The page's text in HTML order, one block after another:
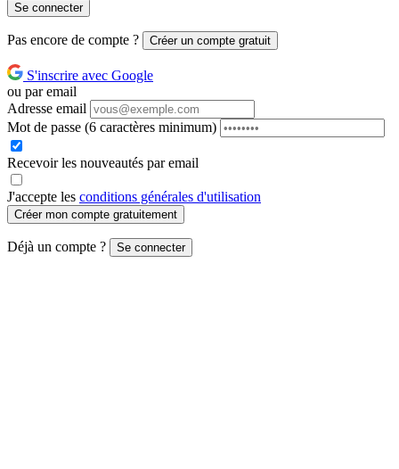
Se connecter
Pas encore de compte ? Créer un compte gratuit
S'inscrire avec Google
ou par email
Adresse email
Mot de passe (6 caractères minimum)
Recevoir les nouveautés par email
J'accepte les conditions générales d'utilisation
Créer mon compte gratuitement
Déjà un compte ? Se connecter